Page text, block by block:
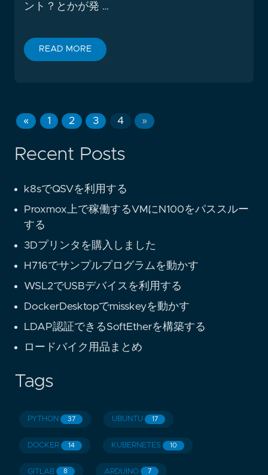
ント？とかが発 …
READ MORE
« 1 2 3 4 »
Recent Posts
k8sでQSVを利用する
Proxmox上で稼働するVMにN100をパススルー
する
3Dプリンタを購入しました
H716でサンプルプログラムを動かす
WSL2でUSBデバイスを利用する
DockerDesktopでmisskeyを動かす
LDAP認証できるSoftEtherを構築する
ロードバイク用品まとめ
Tags
PYTHON 37 UBUNTU 17
DOCKER 14 KUBERNETES 10
GITLAB 8 ARDUINO 7